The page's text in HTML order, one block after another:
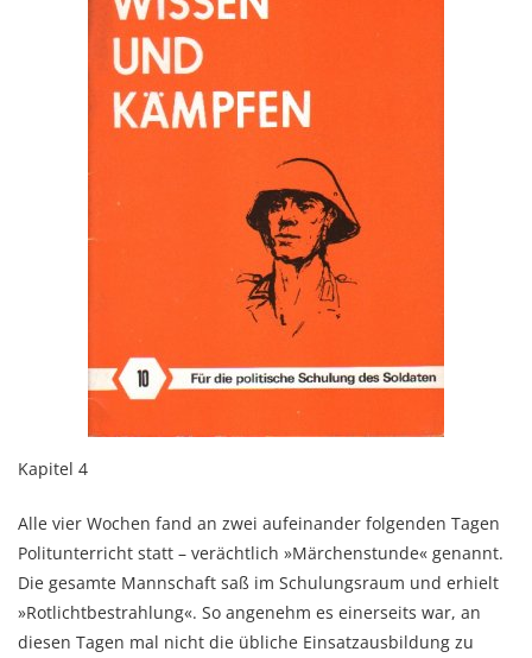
Kapitel 4
Alle vier Wochen fand an zwei aufeinander folgenden Tagen
Politunterricht statt – ver­ächtlich »Märchenstunde« genannt.
Die gesamte Mannschaft saß im Schu­lungsraum und erhielt
»Rotlichtbestrahlung«. So angenehm es einerseits war, an
diesen Tagen mal nicht die übliche Ein­satzausbildung zu